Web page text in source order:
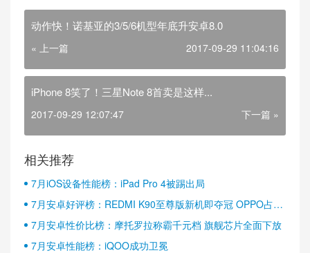
动作快！诺基亚的3/5/6机型年底升安卓8.0
« 上一篇 2017-09-29 11:04:16
iPhone 8笑了！三星Note 8首卖是这样...
2017-09-29 12:07:47 下一篇 »
相关推荐
7月iOS设备性能榜：iPad Pro 4被踢出局
7月安卓好评榜：REDMI K90至尊版新机即夺冠 OPPO占据
半壁江山
7月安卓性价比榜：摩托罗拉称霸千元档 旗舰芯片全面下放
7月安卓性能榜：iQOO成功卫冕